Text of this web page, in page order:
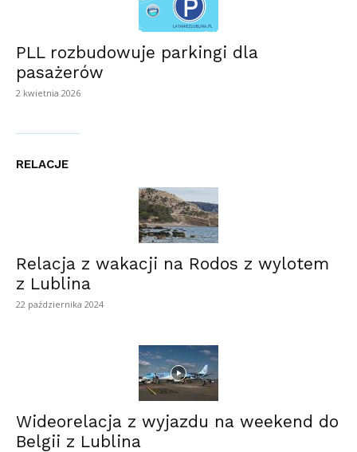
PLL rozbudowuje parkingi dla
pasażerów
2 kwietnia 2026
RELACJE
Relacja z wakacji na Rodos z wylotem
z Lublina
22 października 2024
Wideorelacja z wyjazdu na weekend do
Belgii z Lublina